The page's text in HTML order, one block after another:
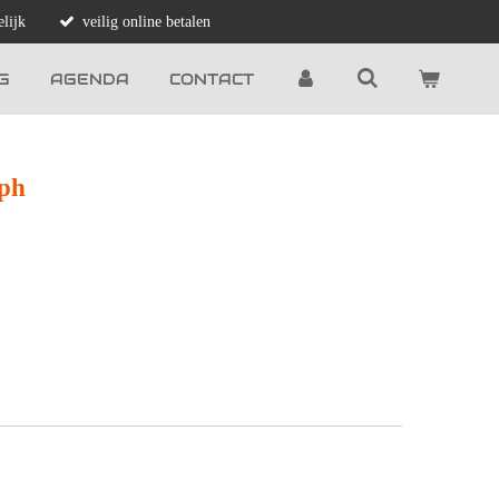
veilig online betalen
AGENDA CONTACT